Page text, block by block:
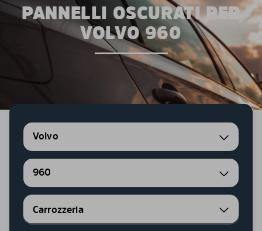
PANNELLI OSCURATI PER
VOLVO 960
Volvo
960